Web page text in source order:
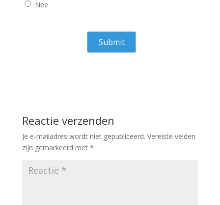
Nee
Reactie verzenden
Je e-mailadres wordt niet gepubliceerd. Vereiste velden
zijn gemarkeerd met *